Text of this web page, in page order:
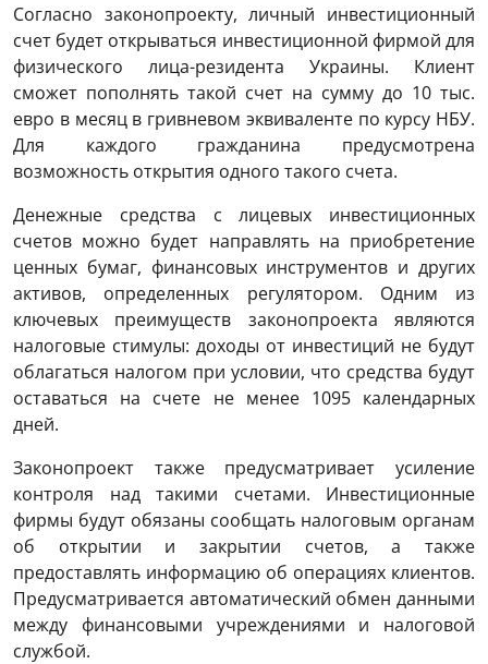
Согласно законопроекту, личный инвестиционный
счет будет открываться инвестиционной фирмой для
физического лица-резидента Украины. Клиент
сможет пополнять такой счет на сумму до 10 тыс.
евро в месяц в гривневом эквиваленте по курсу НБУ.
Для каждого гражданина предусмотрена
возможность открытия одного такого счета.
Денежные средства с лицевых инвестиционных
счетов можно будет направлять на приобретение
ценных бумаг, финансовых инструментов и других
активов, определенных регулятором. Одним из
ключевых преимуществ законопроекта являются
налоговые стимулы: доходы от инвестиций не будут
облагаться налогом при условии, что средства будут
оставаться на счете не менее 1095 календарных
дней.
Законопроект также предусматривает усиление
контроля над такими счетами. Инвестиционные
фирмы будут обязаны сообщать налоговым органам
об открытии и закрытии счетов, а также
предоставлять информацию об операциях клиентов.
Предусматривается автоматический обмен данными
между финансовыми учреждениями и налоговой
службой.